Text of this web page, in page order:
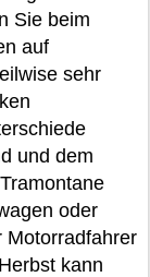
Sie beim
auf
sehr
und dem
oder
Motorradfahrer
kann